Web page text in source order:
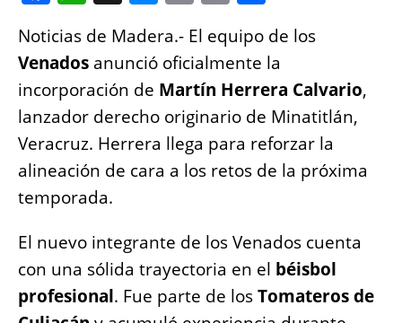
c
e
b
o
o
k
h
at
s
A
p
p
ss
e
n
g
er
m
ai
l
p
y
Li
n
k
h
a
re
Noticias de Madera.- El equipo de los
Venados anunció oficialmente la
incorporación de Martín Herrera Calvario,
lanzador derecho originario de Minatitlán,
Veracruz. Herrera llega para reforzar la
alineación de cara a los retos de la próxima
temporada.
El nuevo integrante de los Venados cuenta
con una sólida trayectoria en el béisbol
profesional. Fue parte de losTomateros de